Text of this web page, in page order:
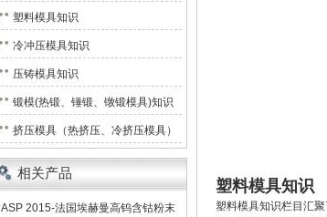
塑料模具知识
塑料模具知识栏目汇
塑料模具知识
冷冲压模具知识
压铸模具知识
锻模(热锻、锤锻、镦锻模具)知识
挤压模具（热挤压、冷挤压模具）
相关产品
ASP 2015-法国埃赫曼高钨含钴粉末